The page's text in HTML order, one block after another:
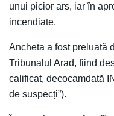
unui picior ars, iar în
incendiate.
Ancheta a fost preluată
Tribunalul Arad, fiind
calificat, decocamdată
de suspecți”).